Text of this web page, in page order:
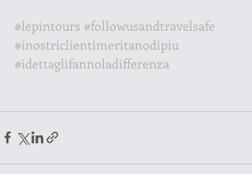
#lepintours #followusandtravelsafe
#inostriclientimeritanodipiu
#idettaglifannoladifferenza